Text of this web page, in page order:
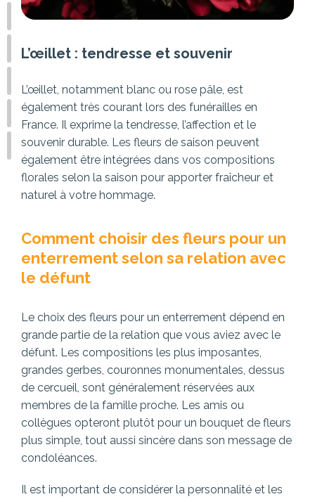
L’œillet : tendresse et souvenir
L’œillet, notamment blanc ou rose pâle, est
également très courant lors des funérailles en
France. Il exprime la tendresse, l’affection et le
souvenir durable. Les fleurs de saison peuvent
également être intégrées dans vos compositions
florales selon la saison pour apporter fraîcheur et
naturel à votre hommage.
Comment choisir des fleurs pour un
enterrement selon sa relation avec
le défunt
Le choix des fleurs pour un enterrement dépend en
grande partie de la relation que vous aviez avec le
défunt. Les compositions les plus imposantes,
grandes gerbes, couronnes monumentales, dessus
de cercueil, sont généralement réservées aux
membres de la famille proche. Les amis ou
collègues opteront plutôt pour un bouquet de fleurs
plus simple, tout aussi sincère dans son message de
condoléances.
Il est important de considérer la personnalité et les